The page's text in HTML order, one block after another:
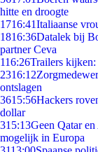
hitte en droogte
1716:41Italiaanse
1816:36Datalek bij
partner Ceva
116:26Trailers kijken:
2316:12
ontslagen
3615:56Hackers
dollar
315:13Geen Qatar
mogelijk in Europa